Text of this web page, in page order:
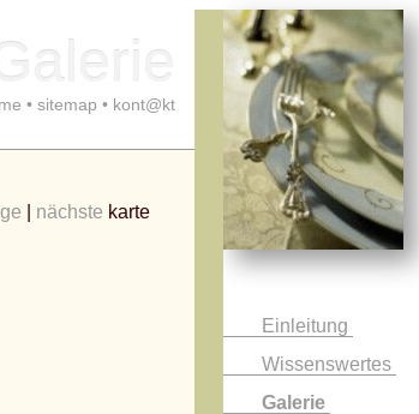
Einleitung
Wissenswertes
Galerie
• sitemap • kont@kt
nächste karte